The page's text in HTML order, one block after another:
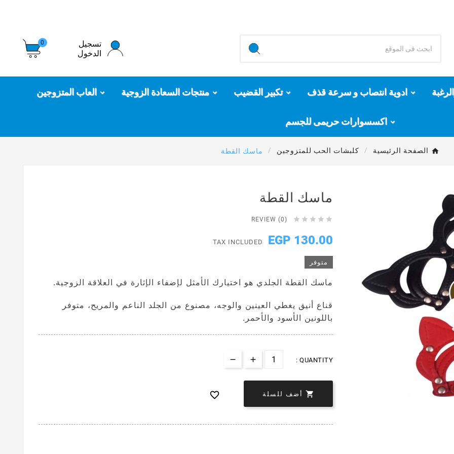
تسجيل
الدخول
0
ادوية انتصاب و سرعة قذف تكبير القضيب منتجات السعادة الزوجية العاب المتزوجين
اكسسوارات حريمى للجسم
الصفحة الرئيسية كلبشات الحب للمتزوجين ماسك القطة
ماسك القطة





REVIEW (0)
130.00 EGP
TAX INCLUDED
متوفر
ماسك القطة الجلدي هو اختيارك الأمثل لإضفاء الإثارة في العلاقة الزوجية.
قناع أنيق يغطي العينين والوجه، مصنوع من الجلد الناعم والمريح، متوفر
باللونين الأسود والأحمر.
QUANTITY :
 أضف للسلة 